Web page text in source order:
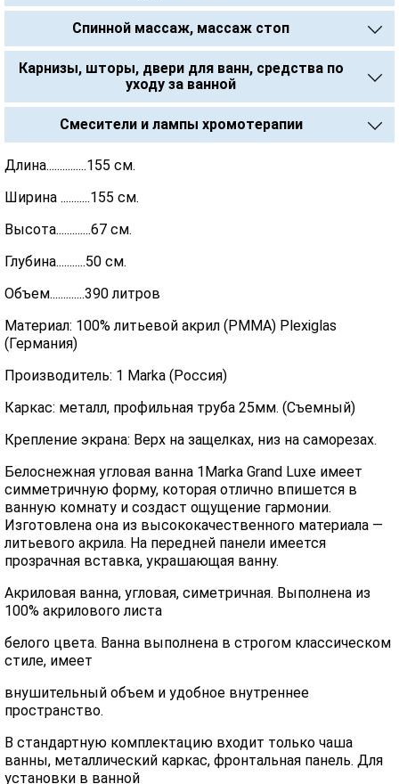
Спинной массаж, массаж стоп
Карнизы, шторы, двери для ванн, средства по
уходу за ванной
Смесители и лампы хромотерапии
Длина...............155 см.
Ширина ...........155 см.
Высота.............67 см.
Глубина...........50 см.
Объем.............390 литров
Материал: 100% литьевой акрил (PMMA) Plexiglas
(Германия)
Производитель: 1 Marka (Россия)
Каркас: металл, профильная труба 25мм. (Съемный)
Крепление экрана: Верх на защелках, низ на саморезах.
Белоснежная угловая ванна 1Marka Grand Luxe имеет
симметричную форму, которая отлично впишется в
ванную комнату и создаст ощущение гармонии.
Изготовлена она из высококачественного материала —
литьевого акрила. На передней панели имеется
прозрачная вставка, украшающая ванну.
Акриловая ванна, угловая, симетричная. Выполнена из
100% акрилового листа
белого цвета. Ванна выполнена в строгом классическом
стиле, имеет
внушительный объем и удобное внутреннее
пространство.
В стандартную комплектацию входит только чаша
ванны, металлический каркас, фронтальная панель. Для
установки в ванной